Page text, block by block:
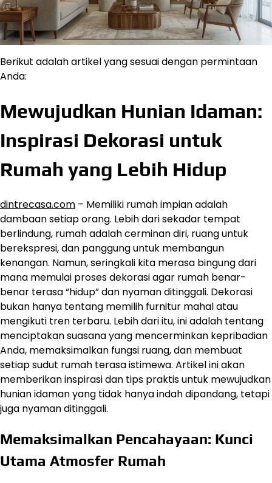
Berikut adalah artikel yang sesuai dengan permintaan
Anda:
Mewujudkan Hunian Idaman:
Inspirasi Dekorasi untuk
Rumah yang Lebih Hidup
dintrecasa.com – Memiliki rumah impian adalah
dambaan setiap orang. Lebih dari sekadar tempat
berlindung, rumah adalah cerminan diri, ruang untuk
berekspresi, dan panggung untuk membangun
kenangan. Namun, seringkali kita merasa bingung dari
mana memulai proses dekorasi agar rumah benar-
benar terasa “hidup” dan nyaman ditinggali. Dekorasi
bukan hanya tentang memilih furnitur mahal atau
mengikuti tren terbaru. Lebih dari itu, ini adalah tentang
menciptakan suasana yang mencerminkan kepribadian
Anda, memaksimalkan fungsi ruang, dan membuat
setiap sudut rumah terasa istimewa. Artikel ini akan
memberikan inspirasi dan tips praktis untuk mewujudkan
hunian idaman yang tidak hanya indah dipandang, tetapi
juga nyaman ditinggali.
Memaksimalkan Pencahayaan: Kunci
Utama Atmosfer Rumah